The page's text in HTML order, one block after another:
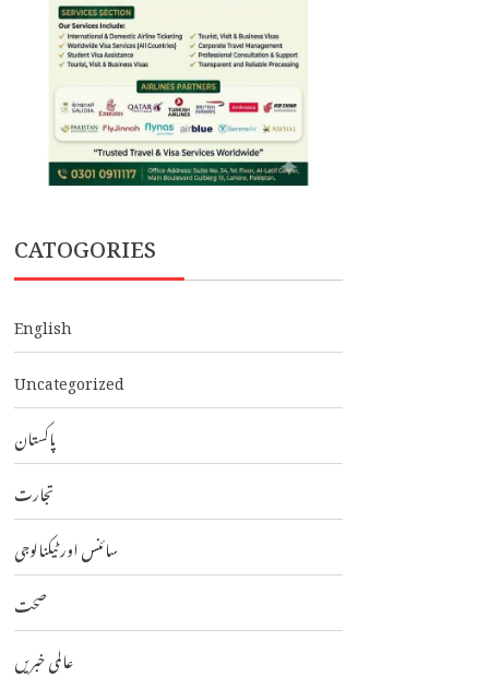
CATOGORIES
English
Uncategorized
پاکستان
تجارت
سائنس اور ٹیکنالوجی
صحت
عالمی خبریں